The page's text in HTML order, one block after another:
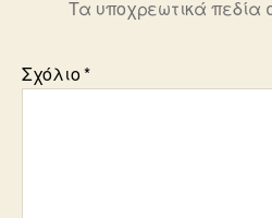
Τα υποχρεωτικά πεδία
Σχόλιο*